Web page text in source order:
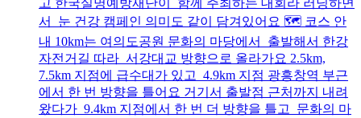
고 한국실명예방재단이 함께 주최하는 대회라 러닝하면
서 눈 건강 캠페인 의미도 같이 담겨있어요 🗺️ 코스 안
내 10km는 여의도공원 문화의 마당에서 출발해서 한강
자전거길 따라 서강대교 방향으로 올라가요 2.5km,
7.5km 지점에 급수대가 있고 4.9km 지점 광흥창역 부근
에서 한 번 방향을 틀어요 거기서 출발점 근처까지 내려
왔다가 9.4km 지점에서 한 번 더 방향을 틀고 문화의 마